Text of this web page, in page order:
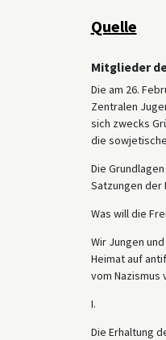
Quelle
Mitglieder
Die am 26.
Zentralen
sich zwecks
die
Die
Satzungen der
Was will die
Wir Jungen
Heimat auf
vom Nazismus
I.
Die Erhaltung